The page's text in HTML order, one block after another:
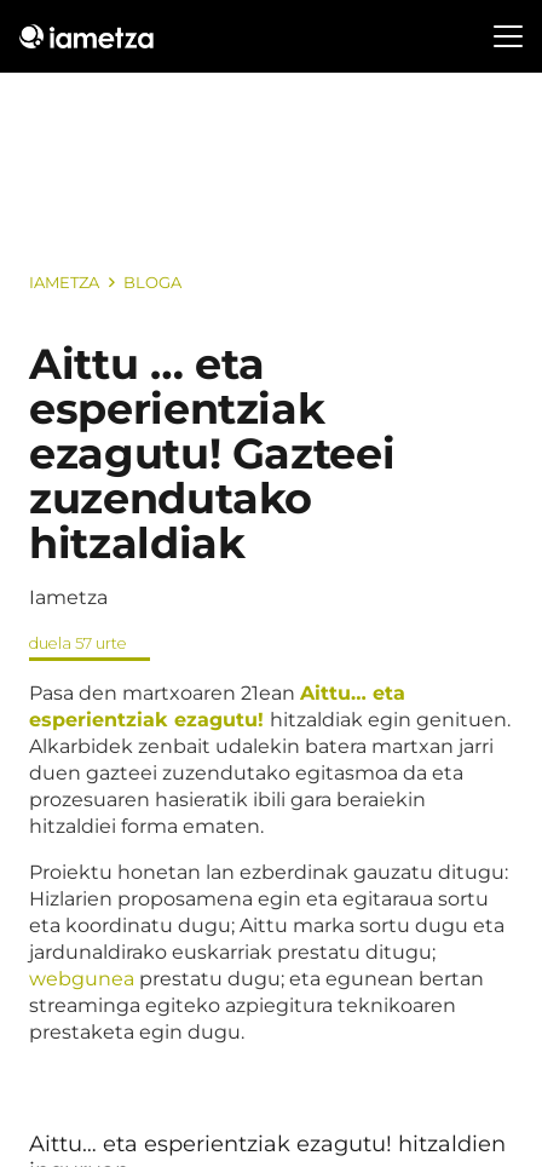
IAMETZA BLOGA
Aittu … eta
esperientziak
ezagutu! Gazteei
zuzendutako
hitzaldiak
Iametza
duela 57 urte
Pasa den martxoaren 21ean Aittu… eta
esperientziak ezagutu! hitzaldiak egin genituen.
Alkarbidek zenbait udalekin batera martxan jarri
duen gazteei zuzendutako egitasmoa da eta
prozesuaren hasieratik ibili gara beraiekin
hitzaldiei forma ematen.
Proiektu honetan lan ezberdinak gauzatu ditugu:
Hizlarien proposamena egin eta egitaraua sortu
eta koordinatu dugu; Aittu marka sortu dugu eta
jardunaldirako euskarriak prestatu ditugu;
webgunea prestatu dugu; eta egunean bertan
streaminga egiteko azpiegitura teknikoaren
prestaketa egin dugu.
Aittu… eta esperientziak ezagutu! hitzaldien